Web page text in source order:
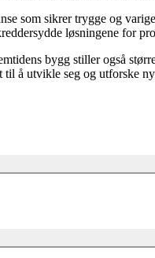
som sikrer trygge og
løsningene for
bygg stiller også
å utvikle seg og utforske